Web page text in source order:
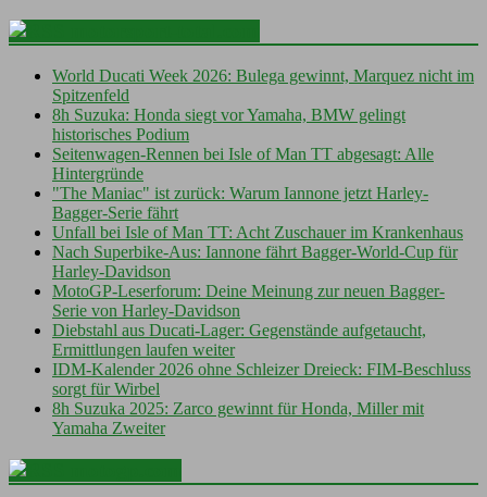
World Ducati Week 2026: Bulega gewinnt, Marquez nicht im
Spitzenfeld
8h Suzuka: Honda siegt vor Yamaha, BMW gelingt
historisches Podium
Seitenwagen-Rennen bei Isle of Man TT abgesagt: Alle
Hintergründe
"The Maniac" ist zurück: Warum Iannone jetzt Harley-
Bagger-Serie fährt
Unfall bei Isle of Man TT: Acht Zuschauer im Krankenhaus
Nach Superbike-Aus: Iannone fährt Bagger-World-Cup für
Harley-Davidson
MotoGP-Leserforum: Deine Meinung zur neuen Bagger-
Serie von Harley-Davidson
Diebstahl aus Ducati-Lager: Gegenstände aufgetaucht,
Ermittlungen laufen weiter
IDM-Kalender 2026 ohne Schleizer Dreieck: FIM-Beschluss
sorgt für Wirbel
8h Suzuka 2025: Zarco gewinnt für Honda, Miller mit
Yamaha Zweiter